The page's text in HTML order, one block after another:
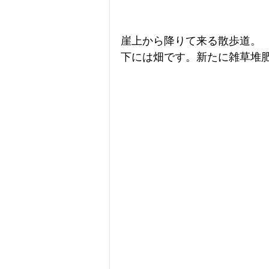
崖上から降りて来る散歩道。
下には畑です。新たに雑草堆